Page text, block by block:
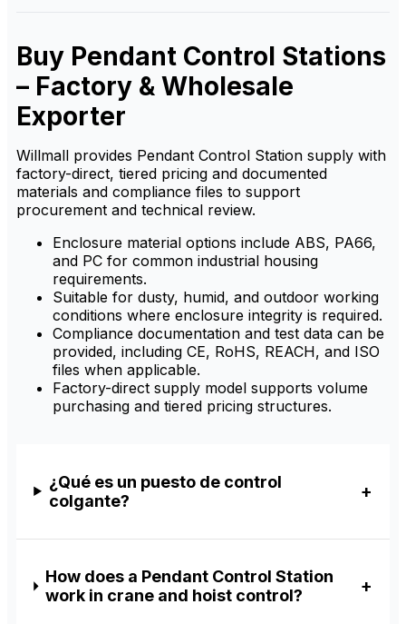
de la maquinaria a distancia,
ideal para entornos
industriales exigentes.
Buy Pendant Control Stations
– Factory & Wholesale
Exporter
Willmall provides Pendant Control Station supply with
factory-direct, tiered pricing and documented
materials and compliance files to support
procurement and technical review.
Enclosure material options include ABS, PA66,
and PC for common industrial housing
requirements.
Suitable for dusty, humid, and outdoor working
conditions where enclosure integrity is required.
Compliance documentation and test data can be
provided, including CE, RoHS, REACH, and ISO
files when applicable.
Factory-direct supply model supports volume
purchasing and tiered pricing structures.
¿Qué es un puesto de control
colgante?
How does a Pendant Control Station
work in crane and hoist control?